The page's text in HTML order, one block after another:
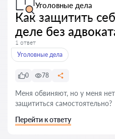
Уголовные дела
Как защитить
деле без
1 ответ
Уголовные дела
0 78
Меня обвиняют, но у меня
защититься самостоятельно?
Перейти к ответу